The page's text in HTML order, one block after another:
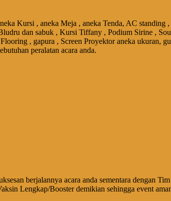
Kursi , aneka Meja , aneka Tenda, AC standing
dan sabuk , Kursi Tiffany , Podium Sirine ,
, gapura , Screen Proyektor aneka ukuran,
peralatan acara anda.
berjalannya acara anda sementara dengan
Lengkap/Booster demikian sehingga event